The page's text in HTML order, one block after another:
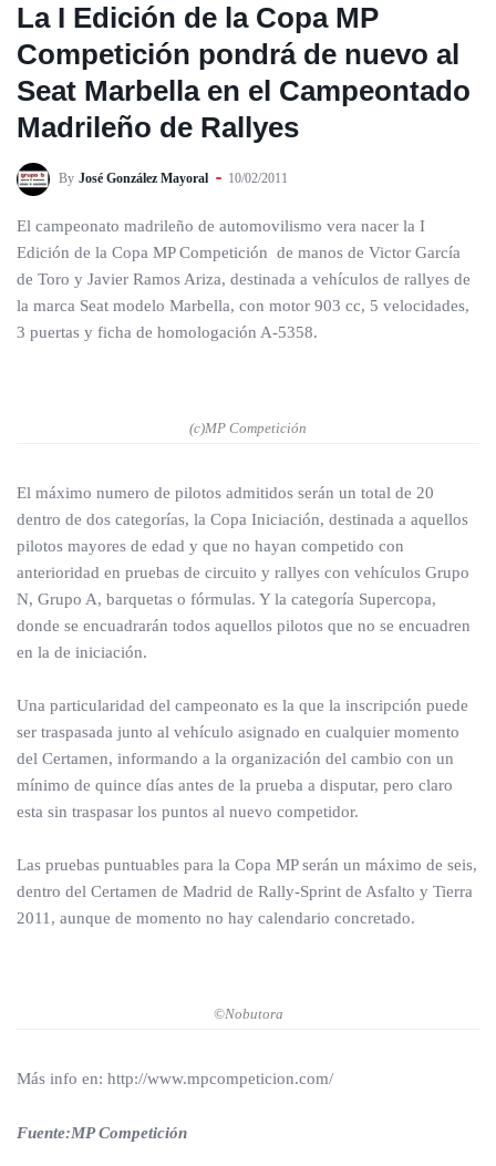
La I Edición de la Copa MP
Competición pondrá de nuevo al
Seat Marbella en el Campeontado
Madrileño de Rallyes
By José González Mayoral 10/02/2011
El campeonato madrileño de automovilismo vera nacer la I
Edición de la Copa MP Competición de manos de Victor García
de Toro y Javier Ramos Ariza, destinada a vehículos de rallyes de
la marca Seat modelo Marbella, con motor 903 cc, 5 velocidades,
3 puertas y ficha de homologación A-5358.
(c)MP Competición
El máximo numero de pilotos admitidos serán un total de 20
dentro de dos categorías, la Copa Iniciación, destinada a aquellos
pilotos mayores de edad y que no hayan competido con
anterioridad en pruebas de circuito y rallyes con vehículos Grupo
N, Grupo A, barquetas o fórmulas. Y la categoría Supercopa,
donde se encuadrarán todos aquellos pilotos que no se encuadren
en la de iniciación.
Una particularidad del campeonato es la que la inscripción puede
ser traspasada junto al vehículo asignado en cualquier momento
del Certamen, informando a la organización del cambio con un
mínimo de quince días antes de la prueba a disputar, pero claro
esta sin traspasar los puntos al nuevo competidor.
Las pruebas puntuables para la Copa MP serán un máximo de seis,
dentro del Certamen de Madrid de Rally-Sprint de Asfalto y Tierra
2011, aunque de momento no hay calendario concretado.
©Nobutora
Más info en: http://www.mpcompeticion.com/
Fuente:MP Competición